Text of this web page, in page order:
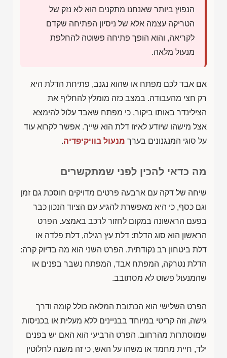
הנפוץ ביותר שאנחנו מתקנים הוא לא נזק של
הטריקה עצמה אלא של ניסיון הפתיחה שקדם
לקריאה, והוא הופך פתיחה פשוטה להחלפת
מנעול מלאה.
אם אבד לכם מפתח או שהוא נגנב, פתיחת הדלת היא
רק חצי מהעבודה. במצב כזה מומלץ להחליף את
הצילינדר באותו ביקור, כי מפתח שאבד עלול להימצא
אצל מישהו שיודע לאיזו דלת הוא שייך. אפשר לקרוא עוד
על סוגי המנגנונים בערך מנעול בוויקיפדיה.
מה כדאי להכין לפני שמתקשרים
שיחה של דקה עם ארבעה פרטים מדויקים חוסכת גם זמן
וגם כסף, כי היא מאפשרת להגיע עם הציוד הנכון כבר
בפעם הראשונה במקום לחזור לרכב באמצע. הפרט
הראשון הוא סוג הדלת: דלת עץ רגילה, דלת פלדה או
דלת ביטחון רב נקודתית. הפרט השני הוא מה בדיוק קרה:
הדלת נטרקה, המפתח אבד, המפתח נשבר בפנים או
שהמנעול פשוט לא מסתובב.
הפרט השלישי הוא הכתובת המלאה כולל קומה ודרך
גישה, וזה קריטי במיוחד בבניינים ללא מעלית או בכניסות
שמוסתרות מהרחוב. הפרט הרביעי הוא האם יש בפנים
ילד, חיית מחמד או משהו על האש, כי זה משנה לחלוטין